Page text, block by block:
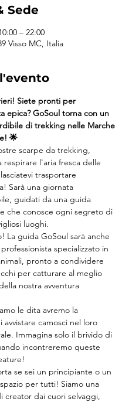
Sede
– 22:00
Visso MC, Italia
Siete pronti per
epica? GoSoul torna con un
di trekking nelle Marche
🌟
scarpe da trekking,
respirare l'aria fresca delle
trasportare
Sarà una giornata
guidati da una guida
che conosce ogni segreto di
luoghi.
La guida GoSoul sarà anche
specializzato in
pronto a condividere
per catturare al meglio
nostra avventura
le dita avremo la
camosci nel loro
Immagina solo il brivido di
incontreremo queste
se sei un principiante o un
per tutti! Siamo una
creator dai cuori selvaggi,